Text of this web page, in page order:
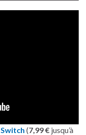
Switch (7,99 € jusqu’à